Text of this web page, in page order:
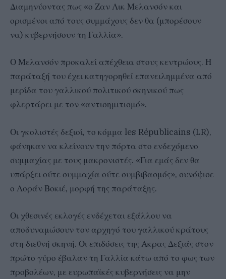
Διαμηνύοντας πως «ο Ζαν Λικ Μελανσόν και
ορισμένοι από τους συμμάχους δεν θα (μπορέσουν
να) κυβερνήσουν τη Γαλλία».
Ο Μελανσόν προκαλεί απέχθεια στους κεντρώους. Η
παράταξή του έχει κατηγορηθεί επανειλημμένα από
μερίδα του γαλλικού πολιτικού σκηνικού πως
φλερτάρει με τον «αντισημιτισμό».
Οι γκολιστές δεξιοί, το κόμμα les Républicains (LR),
φάνηκαν να κλείνουν την πόρτα στο ενδεχόμενο
συμμαχίας με τους μακρονιστές. «Για εμάς δεν θα
υπάρξει ούτε συμμαχία ούτε συμβιβασμός», συνόψισε
ο Λοράν Βοκιέ, μορφή της παράταξης.
Οι χθεσινές εκλογές ενδέχεται εξάλλου να
αποδυναμώσουν τον αρχηγό του γαλλικού κράτους
στη διεθνή σκηνή. Οι επιδόσεις της Ακρας Δεξιάς στον
πρώτο γύρο έβαλαν τη Γαλλία κάτω από το φως των
προβολέων, με ευρωπαϊκές κυβερνήσεις να μην